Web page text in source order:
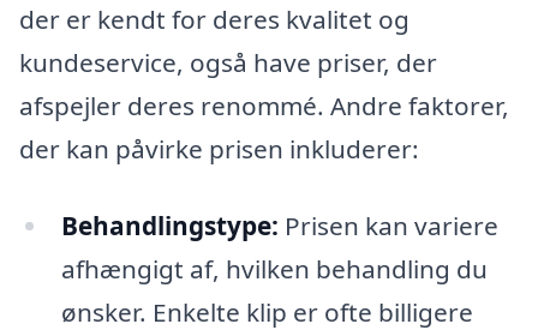
der er kendt for deres kvalitet og
kundeservice, også have priser, der
afspejler deres renommé. Andre faktorer,
der kan påvirke prisen inkluderer:
Behandlingstype: Prisen kan variere
afhængigt af, hvilken behandling du
ønsker. Enkelte klip er ofte billigere